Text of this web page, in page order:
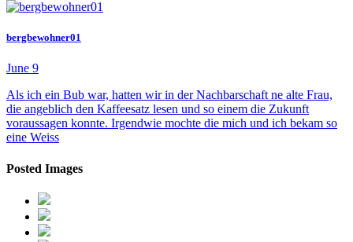
bergbewohner01
June 9
Als ich ein Bub war, hatten wir in der Nachbarschaft ne alte Frau,
die angeblich den Kaffeesatz lesen und so einem die Zukunft
voraussagen konnte. Irgendwie mochte die mich und ich bekam so
eine Weiss
Posted Images